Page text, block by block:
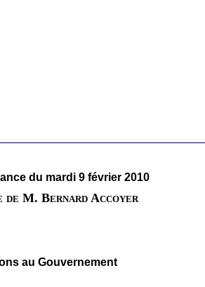
du mardi 9 février 2010
de M. Bernard Accoyer
au Gouvernement